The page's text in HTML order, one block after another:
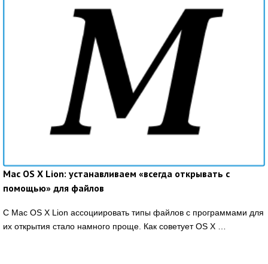
Mac OS X Lion: устанавливаем «всегда открывать с
помощью» для файлов
С Mac OS X Lion ассоциировать типы файлов с программами для
их открытия стало намного проще. Как советует OS X …